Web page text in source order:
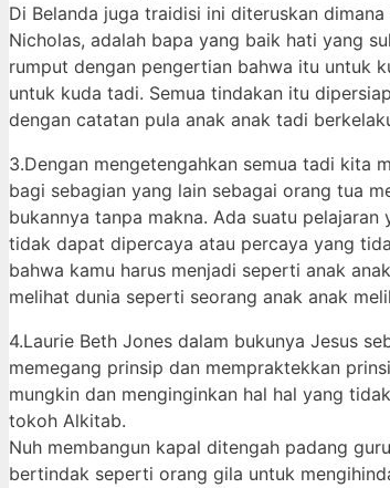
Di Belanda juga traidisi ini diteruskan
Nicholas, adalah bapa yang baik hati yang
rumput dengan pengertian bahwa itu untuk
untuk kuda tadi. Semua tindakan itu
dengan catatan pula anak anak tadi
3.Dengan mengetengahkan semua tadi kita
bagi sebagian yang lain sebagai orang tua
bukannya tanpa makna. Ada suatu
tidak dapat dipercaya atau percaya yang
bahwa kamu harus menjadi seperti anak
melihat dunia seperti seorang anak anak
4.Laurie Beth Jones dalam bukunya Jesus
memegang prinsip dan mempraktekkan
mungkin dan menginginkan hal hal yang
tokoh Alkitab.
Nuh membangun kapal ditengah padang
bertindak seperti orang gila untuk